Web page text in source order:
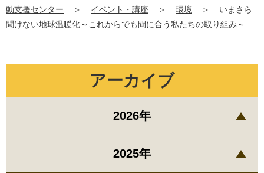
動支援センター
＞ イベント・講座 ＞ 環境 ＞
いまさら
聞けない地球温暖化～これからでも間に合う私たちの取り組み～
アーカイブ
2026年
2025年